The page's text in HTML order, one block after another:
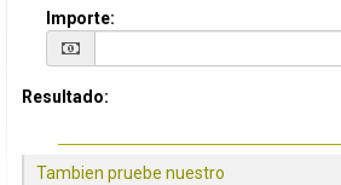
Importe:
Resultado:
Tambien pruebe nuestro